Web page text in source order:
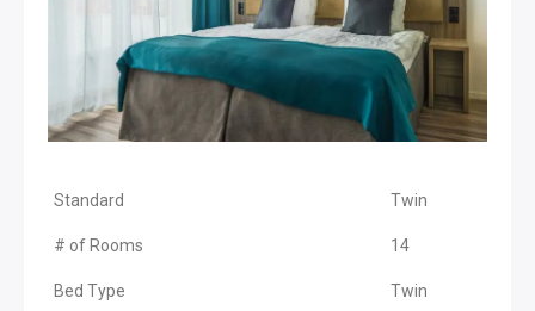
Standard Twin
# of Rooms 14
Bed Type Twin